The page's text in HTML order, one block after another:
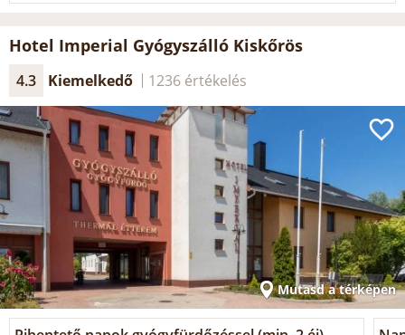
Hotel Imperial Gyógyszálló Kiskőrös
4.3 Kiemelkedő 1236 értékelés
Mutasd a térképen